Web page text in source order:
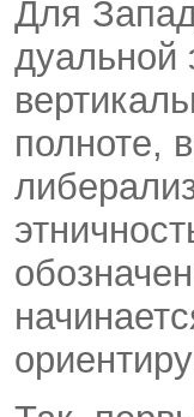
Для
дуальной
полноте,